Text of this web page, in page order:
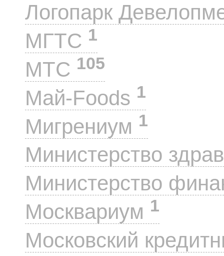
Логопарк
МГТС 1
МТС 105
Май-Foods 1
Мигрениум 1
Министерство
Министерство
Москвариум 1
Московский